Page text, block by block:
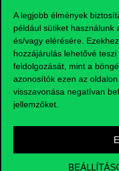
A legjobb élmények
például sütiket használunk
és/vagy elérésére.
hozzájárulás lehetővé
feldolgozását, mint a
azonosítók ezen az
visszavonása negatívan
jellemzőket.
mentor és 24
vett részt, akik
tanácsokat kaptak a
továbbtanulási és
karrierlehetőségekről.
megoldást, a
Tartsd szemmel az